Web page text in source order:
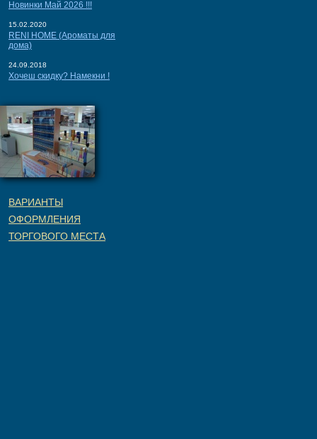
Новинки Май 2026 !!!
15.02.2020
RENI HOME (Ароматы для
дома)
24.09.2018
Хочеш скидку? Намекни !
ВАРИАНТЫ
ОФОРМЛЕНИЯ
ТОРГОВОГО МЕСТА